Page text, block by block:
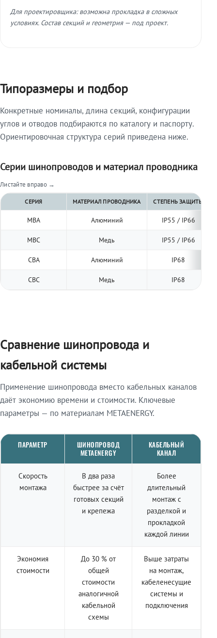
Для проектировщика: возможна прокладка в сложных
условиях. Состав секций и геометрия — под проект.
Типоразмеры и подбор
Конкретные номиналы, длина секций, конфигурации
углов и отводов подбираются по каталогу и паспорту.
Ориентировочная структура серий приведена ниже.
Серии шинопроводов и материал проводника
Листайте вправо →
СЕРИЯ МАТЕРИАЛ ПРОВОДНИКА СТЕПЕНЬ ЗАЩИТЫ
МВА Алюминий IP55 / IP66
МВС Медь IP55 / IP66
СВА Алюминий IP68
СВС Медь IP68
Сравнение шинопровода и
кабельной системы
Применение шинопровода вместо кабельных каналов
даёт экономию времени и стоимости. Ключевые
параметры — по материалам METAENERGY.
ПАРАМЕТР
ШИНОПРОВОД
METAENERGY
КАБЕЛЬНЫЙ
КАНАЛ
Скорость
монтажа
В два раза
быстрее за счёт
готовых секций
и крепежа
Более
длительный
монтаж с
разделкой и
прокладкой
каждой линии
Экономия
стоимости
До 30 % от
общей
стоимости
аналогичной
кабельной
схемы
Выше затраты
на монтаж,
кабеленесущие
системы и
подключения